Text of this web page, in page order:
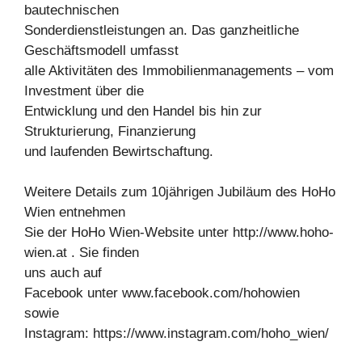
bautechnischen
Sonderdienstleistungen an. Das ganzheitliche
Geschäftsmodell umfasst
alle Aktivitäten des Immobilienmanagements – vom
Investment über die
Entwicklung und den Handel bis hin zur
Strukturierung, Finanzierung
und laufenden Bewirtschaftung.
Weitere Details zum 10jährigen Jubiläum des HoHo
Wien entnehmen
Sie der HoHo Wien-Website unter http://www.hoho-
wien.at . Sie finden
uns auch auf
Facebook unter www.facebook.com/hohowien
sowie
Instagram: https://www.instagram.com/hoho_wien/